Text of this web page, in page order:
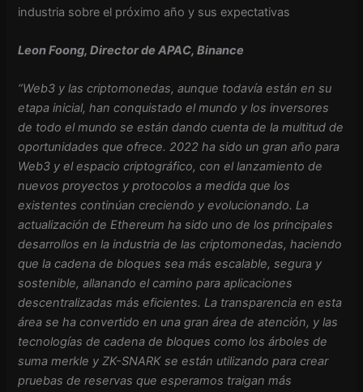
industria sobre el próximo año y sus expectativas
Leon Foong, Director de APAC, Binance
“Web3 y las criptomonedas, aunque todavía están en su
etapa inicial, han conquistado el mundo y los inversores
de todo el mundo se están dando cuenta de la multitud de
oportunidades que ofrece. 2022 ha sido un gran año para
Web3 y el espacio criptográfico, con el lanzamiento de
nuevos proyectos y protocolos a medida que los
existentes continúan creciendo y evolucionando. La
actualización de Ethereum ha sido uno de los principales
desarrollos en la industria de las criptomonedas, haciendo
que la cadena de bloques sea más escalable, segura y
sostenible, allanando el camino para aplicaciones
descentralizadas más eficientes. La transparencia en esta
área se ha convertido en una gran área de atención, y las
tecnologías de cadena de bloques como los árboles de
suma merkle y ZK-SNARK se están utilizando para crear
pruebas de reservas que esperamos traigan más